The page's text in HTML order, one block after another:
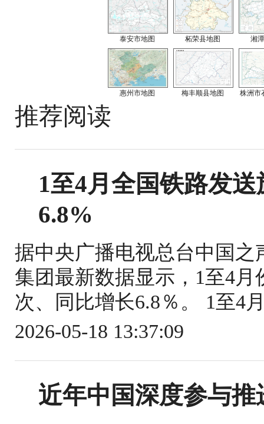
泰安市地图 柘荣县地图 湘
惠州市地图 梅丰顺县地图 株洲市
推荐阅读
1至4月全国铁路发
6.8%
据中央广播电视总台中国
集团最新数据显示，1至4月
次、同比增长6.8％。 1至4
2026-05-18 13:37:09
近年中国深度参与